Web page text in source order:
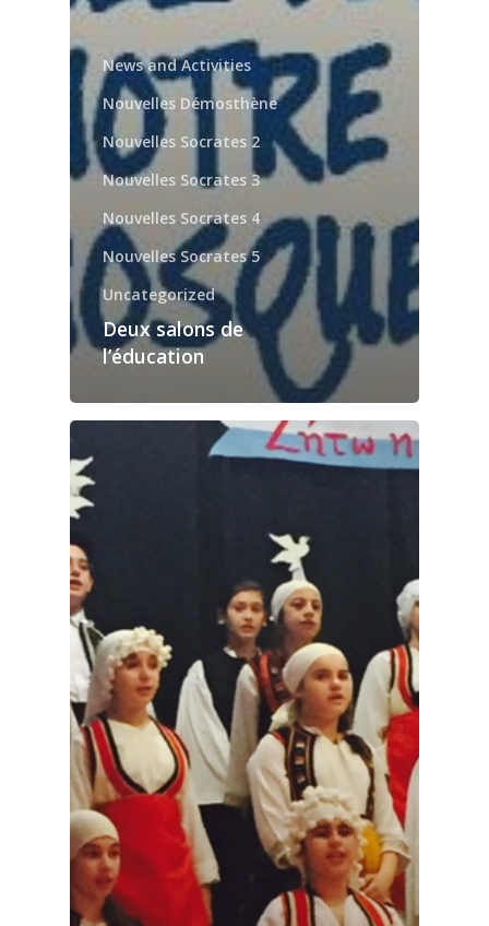
News and Activities
Nouvelles Démosthène
Nouvelles Socrates 2
Nouvelles Socrates 3
Nouvelles Socrates 4
Nouvelles Socrates 5
Uncategorized
Deux salons de
l’éducation